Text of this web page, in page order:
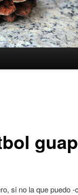
si no la que puedo